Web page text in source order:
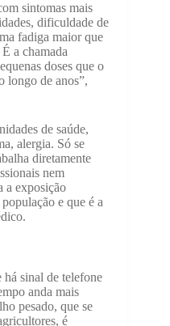
sintomas mais
dificuldade de
fadiga maior que
a chamada
doses que o
longo de anos”,
de saúde,
alergia. Só se
diretamente
nem
a exposição
e que é a
sinal de telefone
anda mais
pesado, que se
é